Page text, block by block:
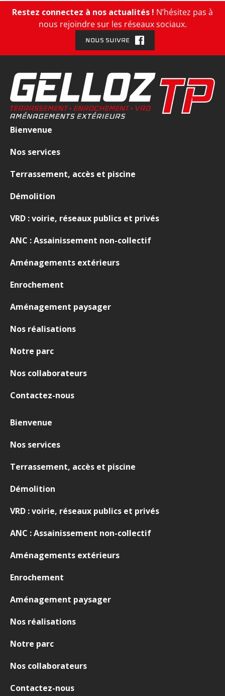
Restez connectez à nos actualités ! N’hésitez pas à
nous rejoindre sur les réseaux sociaux.
NOUS SUIVRE
Bienvenue
Nos services
Terrassement, accès et piscine
Démolition
VRD : voirie, réseaux publics et privés
ANC : Assainissement non-collectif
Aménagements extérieurs
Enrochement
Aménagement paysager
Nos réalisations
Notre parc
Nos collaborateurs
Contactez-nous
Bienvenue
Nos services
Terrassement, accès et piscine
Démolition
VRD : voirie, réseaux publics et privés
ANC : Assainissement non-collectif
Aménagements extérieurs
Enrochement
Aménagement paysager
Nos réalisations
Notre parc
Nos collaborateurs
Contactez-nous